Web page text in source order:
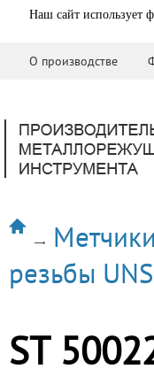
Наш сайт использует
О производстве
резьбы
ST